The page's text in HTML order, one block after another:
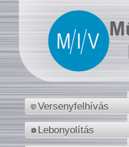
Versenyfelhívás
Lebonyolítás